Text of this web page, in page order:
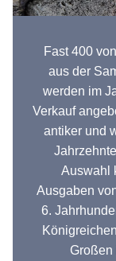
Fast 400
aus der
werden im
Verkauf
antiker und
Auswahl
Ausgaben
6.
Großen